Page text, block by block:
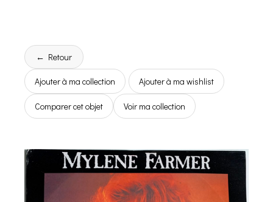
← Retour
Ajouter à ma collection Ajouter à ma wishlist
Comparer cet objet Voir ma collection